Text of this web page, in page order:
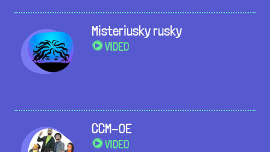
Misteriusky rusky
VIDEO
CCM-OE
VIDEO